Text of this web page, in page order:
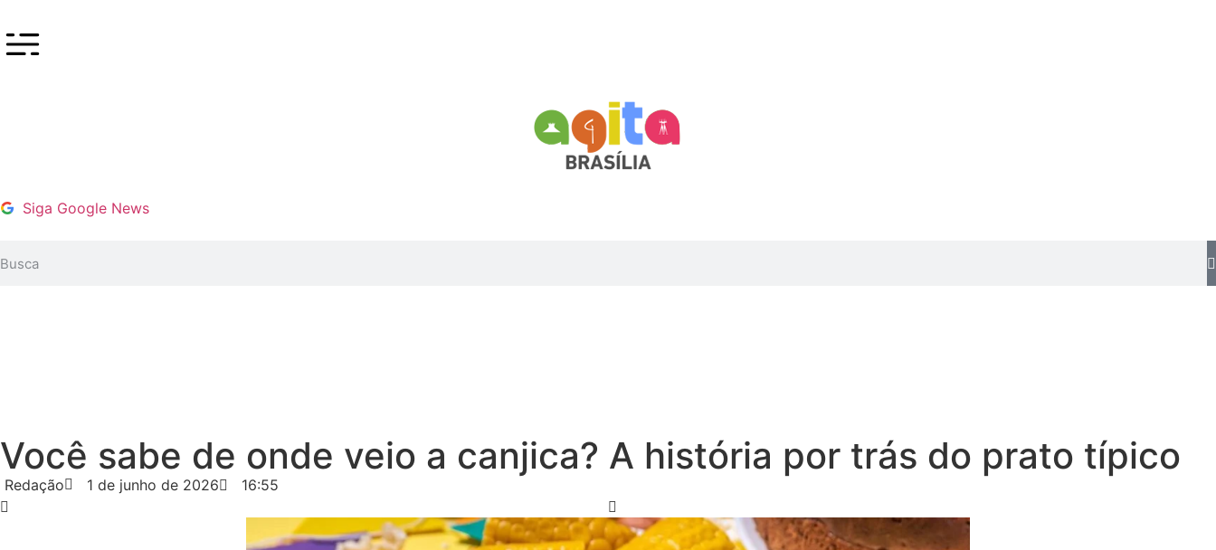
Siga Google News
Você sabe de onde veio a canjica? A história por trás do prato típico
Redação 1 de junho de 2026 16:55